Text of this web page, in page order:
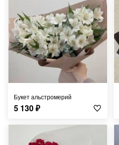
Букет альстромерий
5 130₽